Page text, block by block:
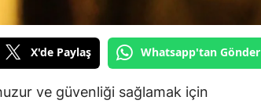
X'de Paylaş Whatsapp'tan Gönder
ve güvenliği sağlamak için